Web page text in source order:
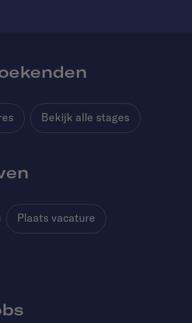
Bekijk alle stages
Plaats vacature